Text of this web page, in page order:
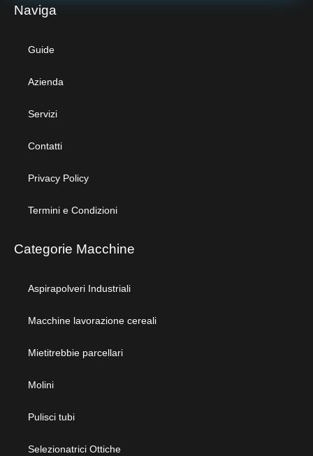
Naviga
Guide
Azienda
Servizi
Contatti
Privacy Policy
Termini e Condizioni
Categorie Macchine
Aspirapolveri Industriali
Macchine lavorazione cereali
Mietitrebbie parcellari
Molini
Pulisci tubi
Selezionatrici Ottiche